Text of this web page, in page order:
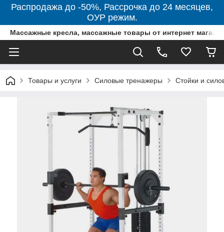
Распродажа до -50%, Рассрочка до 24 месяцев,
ОУР режим.
Массажные кресла, массажные товары от интернет
Товары и услуги Силовые тренажеры Стойки и